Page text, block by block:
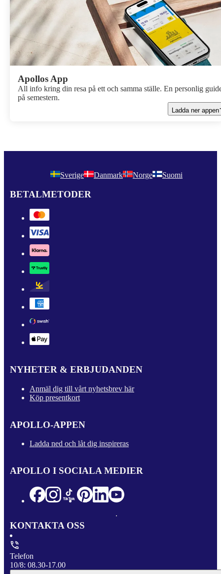
Apollos App
All info kring din resa på ett och samma ställe. En personlig
på semestern.
Ladda ner appen
Sverige Danmark Norge Suomi
BETALMETODER
NYHETER & ERBJUDANDEN
Anmäl dig till vårt nyhetsbrev här
Köp presentkort
APOLLO-APPEN
Ladda ned och låt dig inspireras
APOLLO I SOCIALA MEDIER
KONTAKTA OSS
Telefon
10/8: 08.30-17.00